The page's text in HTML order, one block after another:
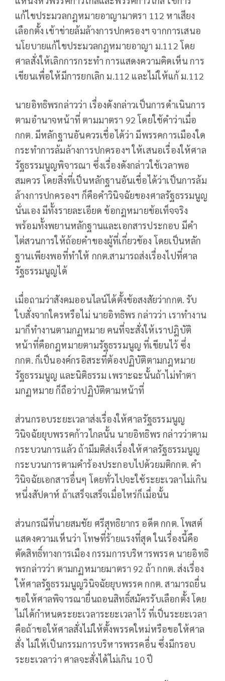
แก้ไขประมวลกฎหมายอาญามาตรา 112 หาเสียง
เลือกตั้ง เข้าข่ายล้มล้างการปกครองฯ จากการเสนอ
นโยบายแก้ไขประมวลกฎหมายอาญา ม.112 โดย
ศาลสั่งให้เลิกการกระทำ การแสดงความคิดเห็น การ
เขียนเพื่อให้มีการยกเลิก ม.112 และไม่ให้แก้ ม.112
นายอิทธิพรกล่าวว่า เรื่องดังกล่าวเป็นการดำเนินการ
ตามอำนาจหน้าที่ ตามมาตรา 92 โดยใช้คำว่าเมื่อ
กกต. มีหลักฐานอันควรเชื่อได้ว่า มีพรรคการเมืองใด
กระทำการล้มล้างการปกครองฯ ให้เสนอเรื่องให้ศาล
รัฐธรรมนูญพิจารณา ซึ่งเรื่องดังกล่าวใช้เวลาพอ
สมควร โดยสิ่งที่เป็นหลักฐานอันเชื่อได้ว่าเป็นการล้ม
ล้างการปกครองฯ ก็คือคำวินิจฉัยของศาลรัฐธรรมนูญ
นั่นเอง มีทั้งรายละเอียด ข้อกฎหมายข้อเท็จจริง
พร้อมทั้งพยานหลักฐานและเอกสารประกอบ มีคำ
ไต่สวนการให้ถ้อยคำของผู้ที่เกี่ยวข้อง โดยเป็นหลัก
ฐานเพียงพอที่ทำให้ กกต.สามารถส่งเรื่องไปที่ศาล
รัฐธรรมนูญได้
เมื่อถามว่าสังคมออนไลน์ได้ตั้งข้อสงสัยว่ากกต. รับ
ใบสั่งจากใครหรือไม่ นายอิทธิพร กล่าวว่า เราทำงาน
มาก็ทำงานตามกฏหมาย คนที่จะสั่งให้เราปฎิบัติ
หน้าที่คือกฎหมายตามรัฐธรรมนูญ ที่เขียนไว้ ซึ่ง
กกต. ก็เป็นองค์กรอิสระที่ต้องปฏิบัติตามกฎหมาย
รัฐธรรมนูญ และนิติธรรม เพราะฉะนั้นถ้าไม่ทำตา
มกฏหมาย ก็ถือว่าปฏิบัติตามหน้าที่
ส่วนกรอบระยะเวลาส่งเรื่องให้ศาลรัฐธรรมนูญ
วินิจฉัยยุบพรรคก้าวไกลนั้น นายอิทธิพร กล่าวว่าตาม
กระบวนการแล้ว ถ้ามีมติส่งเรื่องให้ศาลรัฐธรรมนูญ
กระบวนการตามคำร้องประกอบไปด้วยมติกกต. คำ
วินิจฉัยเอกสารอื่นๆ โดยทั่วไปจะใช้ระยะเวลาไม่เกิน
หนึ่งสัปดาห์ ถ้าเสร็จเสร็จเมื่อไหร่ก็เมื่อนั้น
ส่วนกรณีที่นายสมชัย ศรีสุทธิยากร อดีต กกต. โพสต์
แสดงความเห็นว่า โทษที่ร้ายแรงที่สุด ในเรื่องนี้คือ
ตัดสิทธิ์ทางการเมือง กรรมการบริหารพรรค นายอิทธิ
พรกล่าวว่า ตามกฏหมายมาตรา 92 ถ้า กกต. ส่งเรื่อง
ให้ศาลรัฐธรรมนูญวินิจฉัยยุบพรรค กกต. สามารถยื่น
ขอให้ศาลพิจารณายื่นถอนสิทธิ์สมัครรับเลือกตั้ง โดย
ไม่ได้กำหนดระยะเวลาระยะเวลาไว้ ที่เป็นระยะเวลา
คือถ้าขอให้ศาลสั่งไม่ให้ตั้งพรรคใหม่หรือขอให้ศาล
สั่ง ไม่ให้เป็นกรรมการบริหารพรรคอื่น ซึ่งมีกรอบ
ระยะเวลาว่า ศาลจะสั่งได้ไม่เกิน 10 ปี